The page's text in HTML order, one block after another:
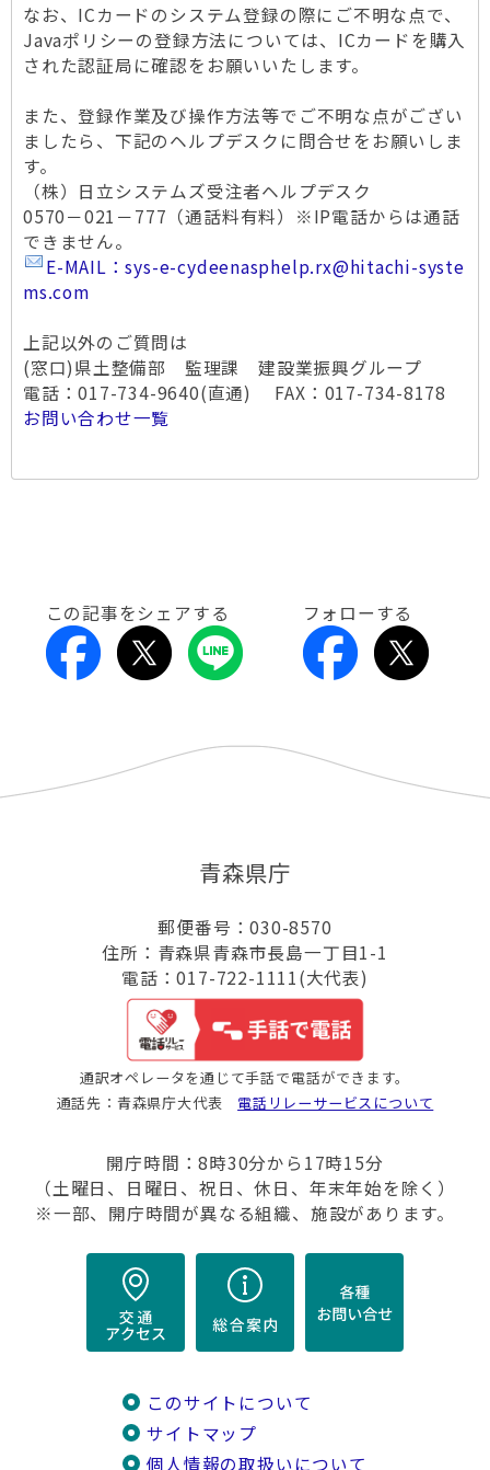
なお、ICカードのシステム登録の際にご不明な点で、
Javaポリシーの登録方法については、ICカードを購入
された認証局に確認をお願いいたします。
また、登録作業及び操作方法等でご不明な点がござい
ましたら、下記のヘルプデスクに問合せをお願いしま
す。
（株）日立システムズ受注者ヘルプデスク
0570－021－777（通話料有料）※IP電話からは通話
できません。
E-MAIL：sys-e-cydeenasphelp.rx@hitachi-syste
ms.com
上記以外のご質問は
(窓口)県土整備部 監理課 建設業振興グループ
電話：017-734-9640(直通) FAX：017-734-8178
お問い合わせ一覧
この記事をシェアする フォローする
青森県庁
郵便番号：030-8570
住所：青森県青森市長島一丁目1-1
電話：017-722-1111(大代表)
通訳オペレータを通じて手話で電話ができます。
通話先：青森県庁大代表 電話リレーサービスについて
開庁時間：8時30分から17時15分
（土曜日、日曜日、祝日、休日、年末年始を除く）
※一部、開庁時間が異なる組織、施設があります。
このサイトについて
サイトマップ
個人情報の取扱いについて